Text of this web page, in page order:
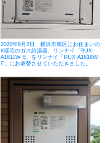
2020年9月2日、横浜市旭区にお住まいの
K様宅のガス給湯器、リンナイ「RUX-
A1611W-E」をリンナイ「RUX-A1616W-
E」にお取替させていただきました。